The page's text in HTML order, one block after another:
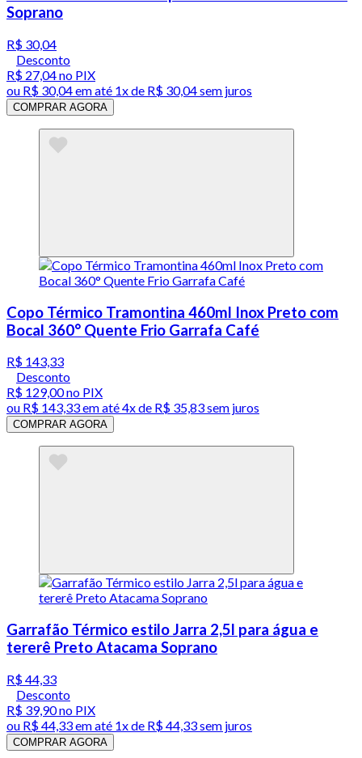
Soprano
R$ 30,04
Desconto
R$ 27,04no PIX
ou R$ 30,04em até 1x de R$ 30,04sem juros
COMPRAR AGORA
Copo Térmico Tramontina 460ml Inox Preto com
Bocal 360° Quente Frio Garrafa Café
R$ 143,33
Desconto
R$ 129,00no PIX
ou R$ 143,33em até4x de R$ 35,83 sem juros
COMPRAR AGORA
Garrafão Térmico estilo Jarra 2,5l para água e
tererê Preto Atacama Soprano
R$ 44,33
Desconto
R$ 39,90no PIX
ou R$ 44,33em até 1x de R$ 44,33sem juros
COMPRAR AGORA